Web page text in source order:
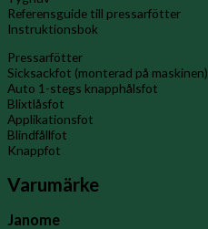
Referensguide till pressarfötter
Instruktionsbok
Pressarfötter
Sicksackfot (monterad på maskinen)
Auto 1-stegs knapphålsfot
Blixtlåsfot
Applikationsfot
Blindfållfot
Knappfot
Varumärke
Janome